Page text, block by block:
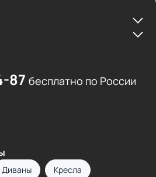
87 бесплатно по России
Диваны Кресла